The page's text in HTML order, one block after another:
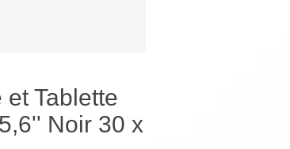
Tablette
Noir 30 x